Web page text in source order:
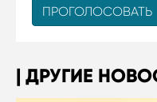
ДРУГИЕ